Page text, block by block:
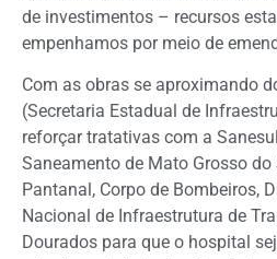
de investimentos – recursos
empenhamos por meio de
Com as obras se aproximando
(Secretaria Estadual de
reforçar tratativas com a
Saneamento de Mato Grosso
Pantanal, Corpo de Bombeiros,
Nacional de Infraestrutura de
Dourados para que o hospital